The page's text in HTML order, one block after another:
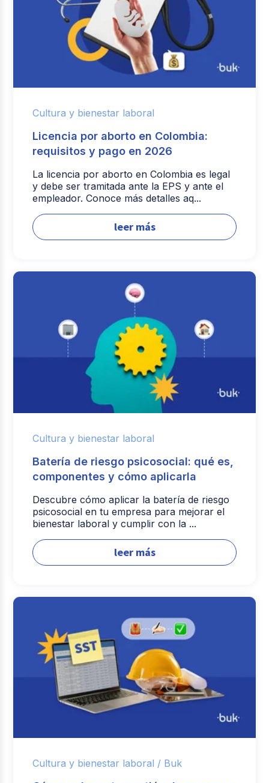
Cultura y bienestar laboral
Licencia por aborto en Colombia:
requisitos y pago en 2026
La licencia por aborto en Colombia es legal
y debe ser tramitada ante la EPS y ante el
empleador. Conoce más detalles aq...
leer más
Cultura y bienestar laboral
Batería de riesgo psicosocial: qué es,
componentes y cómo aplicarla
Descubre cómo aplicar la batería de riesgo
psicosocial en tu empresa para mejorar el
bienestar laboral y cumplir con la ...
leer más
Cultura y bienestar laboral / Buk